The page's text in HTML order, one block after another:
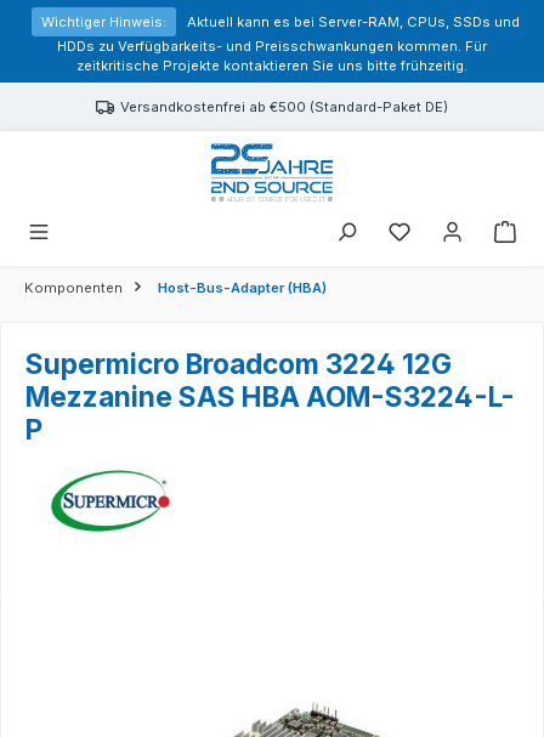
springen
Wichtiger Hinweis:
Aktuell kann es bei Server-RAM, CPUs, SSDs und
HDDs zu Verfügbarkeits- und Preisschwankungen kommen. Für
zeitkritische Projekte kontaktieren Sie uns bitte frühzeitig.
Versandkostenfrei ab €500 (Standard-Paket DE)
Sie haben 0
Komponenten Host-Bus-Adapter (HBA)
Supermicro Broadcom 3224 12G
Mezzanine SAS HBA AOM-S3224-L-
P